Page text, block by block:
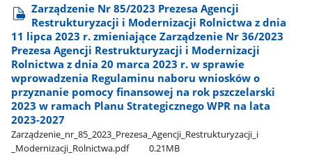
Zarządzenie Nr 85/2023 Prezesa Agencji
Restrukturyzacji i Modernizacji Rolnictwa z dnia
11 lipca 2023 r. zmieniające Zarządzenie Nr 36/2023
Prezesa Agencji Restrukturyzacji i Modernizacji
Rolnictwa z dnia 20 marca 2023 r. w sprawie
wprowadzenia Regulaminu naboru wniosków o
przyznanie pomocy finansowej na rok pszczelarski
2023 w ramach Planu Strategicznego WPR na lata
2023-2027
Zarządzenie​_nr​_85​_2023​_Prezesa​_Agencji​_Restrukturyzacji​_i​
_Modernizacji​_Rolnictwa.pdf
0.21MB